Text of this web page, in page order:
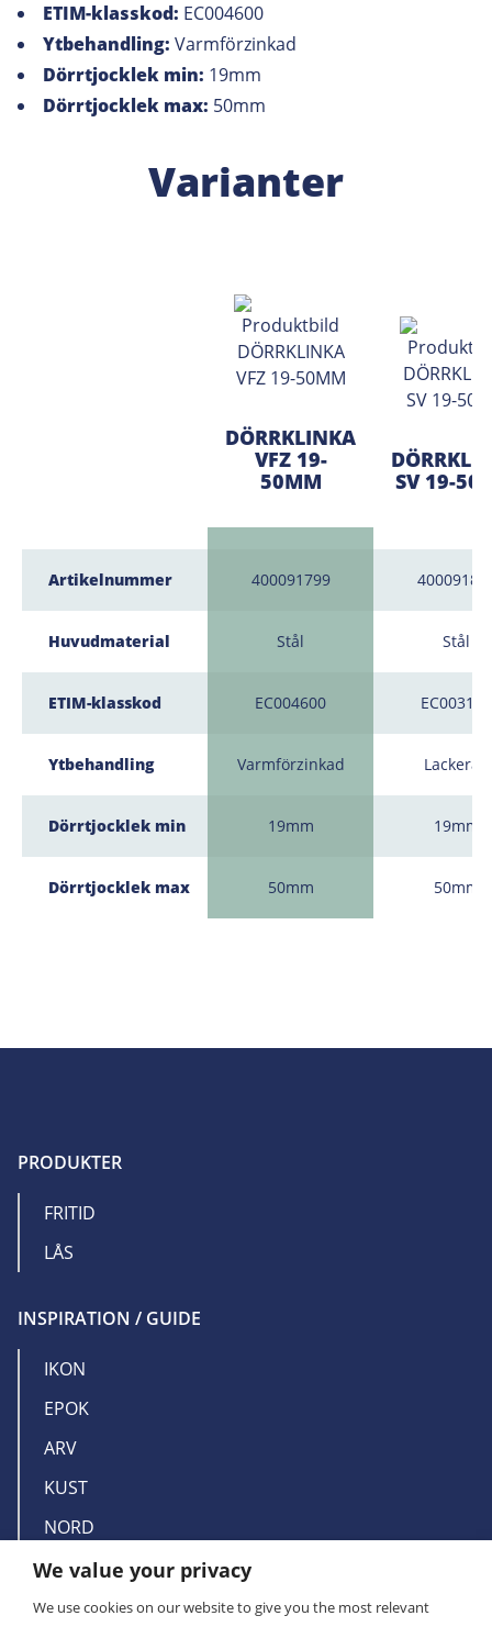
ETIM-klasskod: EC004600
Ytbehandling: Varmförzinkad
Dörrtjocklek min: 19mm
Dörrtjocklek max: 50mm
Varianter
Artikelnummer
Huvudmaterial
ETIM-klasskod
Ytbehandling
Dörrtjocklek min
Dörrtjocklek max
DÖRRKLINKA
VFZ 19-
50MM
400091799
Stål
EC004600
Varmförzinkad
19mm
50mm
SV 19-
Stål
EC003120
Lackerad
19mm
50mm
PRODUKTER
FRITID
LÅS
INSPIRATION / GUIDE
IKON
EPOK
ARV
KUST
NORD
We value your privacy
We use cookies on our website to give you the most relevant